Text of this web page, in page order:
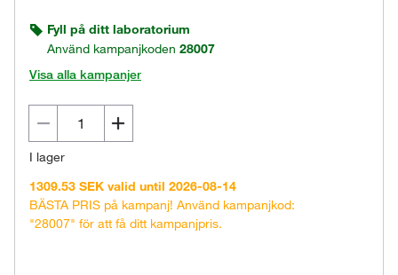
Fyll på ditt laboratorium
Använd kampanjkoden 28007
Visa alla kampanjer
I lager
1309.53 SEK valid until 2026-08-14
BÄSTA PRIS på kampanj! Använd kampanjkod:
"28007" för att få ditt kampanjpris.